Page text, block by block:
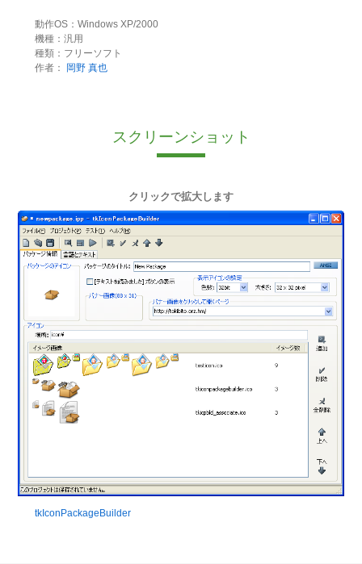
動作OS：Windows XP/2000
機種：汎用
種類：フリーソフト
作者：
岡野 真也
スクリーンショット
クリックで拡大します
tkIconPackageBuilder